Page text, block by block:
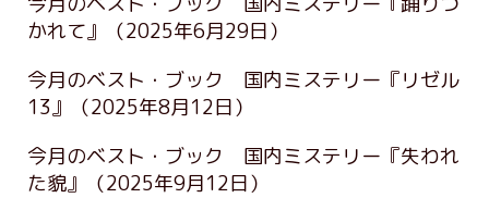
かれて』
（2025年6月29日）
今月のベスト・ブック 国内ミステリー『リゼル
13』
（2025年8月12日）
今月のベスト・ブック 国内ミステリー『失われ
た貌』
（2025年9月12日）